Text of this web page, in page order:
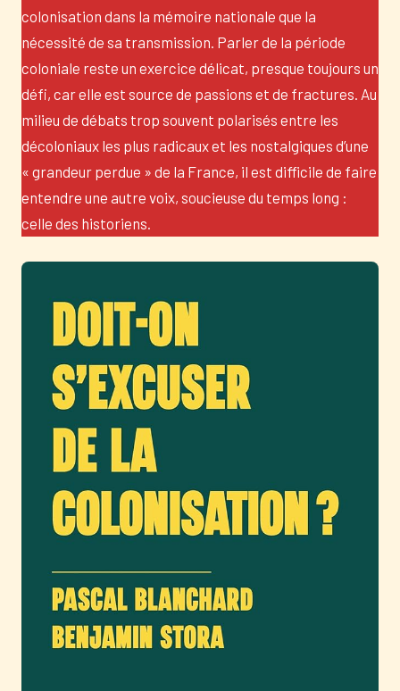
colonisation dans la mémoire nationale que la
nécessité de sa transmission. Parler de la période
coloniale reste un exercice délicat, presque toujours un
défi, car elle est source de passions et de fractures. Au
milieu de débats trop souvent polarisés entre les
décoloniaux les plus radicaux et les nostalgiques d’une
« grandeur perdue » de la France, il est difficile de faire
entendre une autre voix, soucieuse du temps long :
celle des historiens.